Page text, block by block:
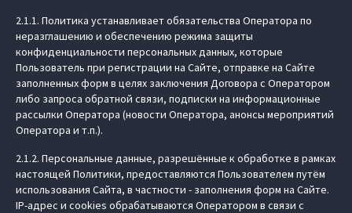
2.1.1. Политика устанавливает обязательства Оператора по
неразглашению и обеспечению режима защиты
конфиденциальности персональных данных, которые
Пользователь при регистрации на Сайте, отправке на Сайте
заполненных форм в целях заключения Договора с Оператором
либо запроса обратной связи, подписки на информационные
рассылки Оператора (новости Оператора, анонсы мероприятий
Оператора и т.п.).
2.1.2. Персональные данные, разрешённые к обработке в рамках
настоящей Политики, предоставляются Пользователем путём
использования Сайта, в частности - заполнения форм на Сайте.
IP-адрес и cookies обрабатываются Оператором в связи с